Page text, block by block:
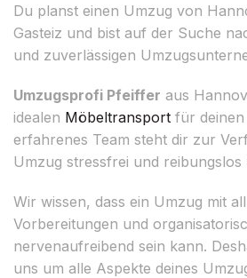
Du planst einen Umzug von
Gasteiz und bist auf der Suche
und zuverlässigen
Umzugsprofi Pfeiffer aus
idealen Möbeltransport für
erfahrenes Team steht dir zur
Umzug stressfrei und reibungslos
Wir wissen, dass ein Umzug mit
Vorbereitungen und
nervenaufreibend sein kann.
uns um alle Aspekte deines